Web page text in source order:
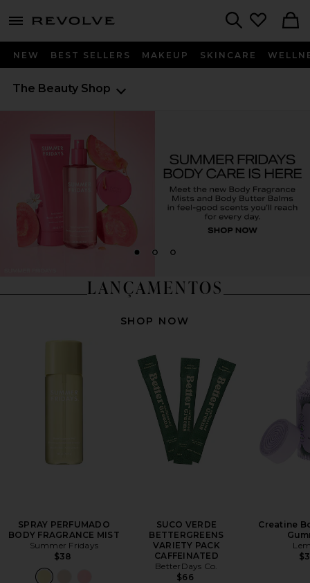
menu - shows more content
NEW BEST SELLERS MAKEUP SKINCARE
The Beauty Shop
LANÇAMENTOS
SHOP NOW
SPRAY PERFUMADO
BODY FRAGRANCE MIST
Summer Fridays
$38
SUCO VERDE
BETTERGREENS
VARIETY PACK
CAFFEINATED
BetterDays Co.
$66
Creatine